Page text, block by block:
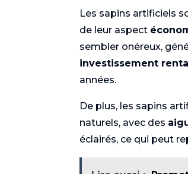
Les sapins artificiels
de leur aspect
sembler onéreux,
investissement
années.
De plus, les sapins
naturels, avec des
éclairés, ce qui peut